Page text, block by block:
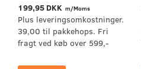
199,95 DKK m/Moms
Plus leveringsomkostninger.
39,00 til pakkehops. Fri
fragt ved køb over 599,-